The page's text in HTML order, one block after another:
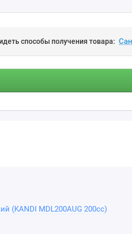
способы получения товара:
(KANDI MDL200AUG 200cc)